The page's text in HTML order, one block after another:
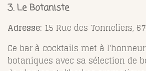
3. Le Botaniste
Adresse: 15 Rue des Tonneliers,
Ce bar à cocktails met à
botaniques avec sa sélection de